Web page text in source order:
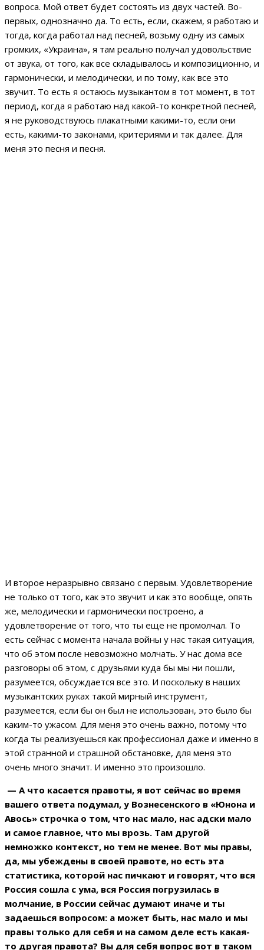
вопроса. Мой ответ будет состоять из двух частей. Во-
первых, однозначно да. То есть, если, скажем, я работаю и
тогда, когда работал над песней, возьму одну из самых
громких, «Украина», я там реально получал удовольствие
от звука, от того, как все складывалось и композиционно, и
гармонически, и мелодически, и по тому, как все это
звучит. То есть я остаюсь музыкантом в тот момент, в тот
период, когда я работаю над какой-то конкретной песней,
я не руководствуюсь плакатными какими-то, если они
есть, какими-то законами, критериями и так далее. Для
меня это песня и песня.
И второе неразрывно связано с первым. Удовлетворение
не только от того, как это звучит и как это вообще, опять
же, мелодически и гармонически построено, а
удовлетворение от того, что ты еще не промолчал. То
есть сейчас с момента начала войны у нас такая ситуация,
что об этом после невозможно молчать. У нас дома все
разговоры об этом, с друзьями куда бы мы ни пошли,
разумеется, обсуждается все это. И поскольку в наших
музыкантских руках такой мирный инструмент,
разумеется, если бы он был не использован, это было бы
каким-то ужасом. Для меня это очень важно, потому что
когда ты реализуешься как профессионал даже и именно в
этой странной и страшной обстановке, для меня это
очень много значит. И именно это произошло.
— А что касается правоты, я вот сейчас во время
вашего ответа подумал, у Вознесенского в «Юнона и
Авось» строчка о том, что нас мало, нас адски мало
и самое главное, что мы врозь. Там другой
немножко контекст, но тем не менее. Вот мы правы,
да, мы убеждены в своей правоте, но есть эта
статистика, которой нас пичкают и говорят, что вся
Россия сошла с ума, вся Россия погрузилась в
молчание, в России сейчас думают иначе и ты
задаешься вопросом: а может быть, нас мало и мы
правы только для себя и на самом деле есть какая-
то другая правота? Вы для себя вопрос вот в таком